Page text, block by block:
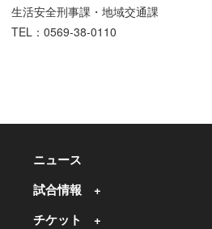
生活安全刑事課・地域交通課
TEL：0569-38-0110
ニュース
試合情報
チケット